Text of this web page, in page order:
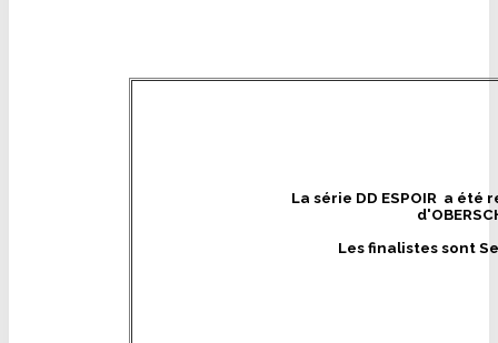
La série DD ESPOIR a été
Les finalistes sont